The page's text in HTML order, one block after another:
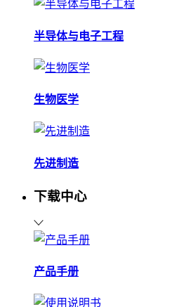
半导体与电子工程
生物医学
先进制造
下载中心
产品手册